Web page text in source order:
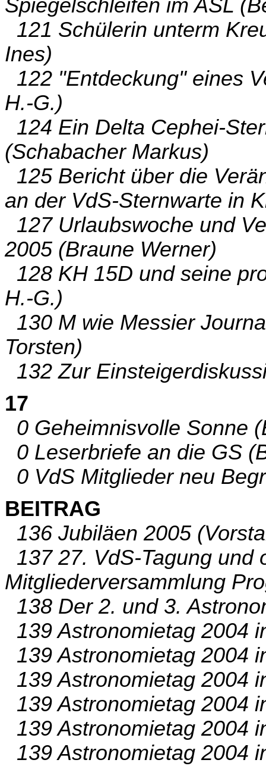
Spiegelschleifen im ASL
121 Schülerin unterm
Ines)
122 "Entdeckung" eines
H.-G.)
124 Ein Delta Cephei-
(Schabacher Markus)
125 Bericht über die
an der VdS-Sternwarte in
127 Urlaubswoche und
2005 (Braune Werner)
128 KH 15D und seine
H.-G.)
130 M wie Messier
Torsten)
132 Zur
17
0 Geheimnisvolle Sonne
0 Leserbriefe an die GS
0 VdS Mitglieder neu
BEITRAG
136 Jubiläen 2005
137 27. VdS-Tagung und
Mitgliederversammlung
138 Der 2. und 3.
139 Astronomietag 2004
139 Astronomietag 2004
139 Astronomietag 2004
139 Astronomietag 2004
139 Astronomietag 2004
139 Astronomietag 2004